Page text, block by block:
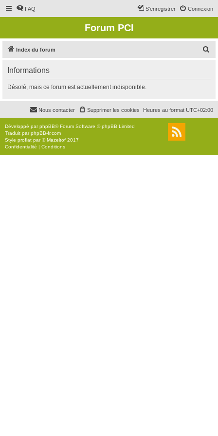
FAQ Connexion
S’enregistrer
Forum PCI
Index du forum
r
c
r
Informations
Désolé, mais ce forum est actuellement indisponible.
Heures au format UTC+02:00
Supprimer les cookies
Nous contacter
Développé parphpBB® Forum Software © phpBB Limited
Traduit parphpBB-fr.com
Style proflat par ©Mazeltof 2017
Confidentialité | Conditions